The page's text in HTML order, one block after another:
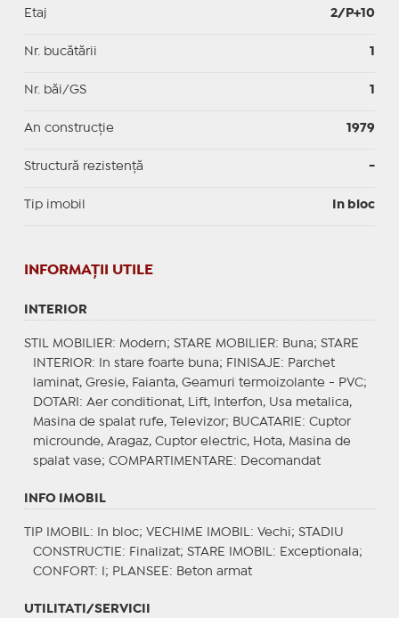
Etaj 2/P+10
Nr. bucătării 1
Nr. băi/GS 1
An construcție 1979
Structură rezistență -
Tip imobil In bloc
INFORMAŢII UTILE
INTERIOR
STIL MOBILIER: Modern; STARE MOBILIER: Buna; STARE
INTERIOR: In stare foarte buna; FINISAJE : Parchet
laminat, Gresie, Faianta, Geamuri termoizolante - PVC;
DOTARI : Aer conditionat, Lift, Interfon, Usa metalica,
Masina de spalat rufe, Televizor; BUCATARIE : Cuptor
microunde, Aragaz, Cuptor electric, Hota, Masina de
spalat vase; COMPARTIMENTARE : Decomandat
INFO IMOBIL
TIP IMOBIL : In bloc; VECHIME IMOBIL : Vechi; STADIU
CONSTRUCTIE : Finalizat; STARE IMOBIL : Exceptionala;
CONFORT : I; PLANSEE : Beton armat
UTILITATI/SERVICII